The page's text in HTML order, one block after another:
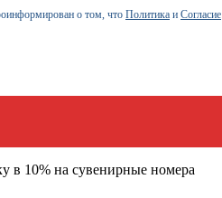
о том, что Политика и Согласие
в 10% на сувенирные номера